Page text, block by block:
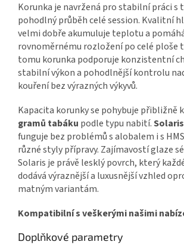
Korunka je navržená pro stabilní práci s
pohodlný průběh celé session. Kvalitní
velmi dobře akumuluje teplotu a
rovnoměrnému rozložení po celé ploše
tomu korunka podporuje konzistentní
stabilní výkon a pohodlnější kontrolu
kouření bez výrazných výkyvů.
Kapacita korunky se pohybuje přibližně
gramů tabáku podle typu nabití.
funguje bez problémů s alobalem i s
různé styly přípravy. Zajímavostí glaze
Solaris je právě lesklý povrch, který
dodává výraznější a luxusnější vzhled
matným variantám.
Kompatibilní s veškerými našimi
Doplňkové parametry